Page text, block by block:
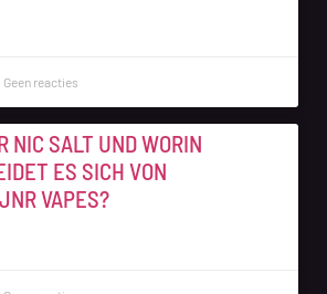
Geen reacties
NIC SALT UND WORIN
ES SICH VON
VAPES?